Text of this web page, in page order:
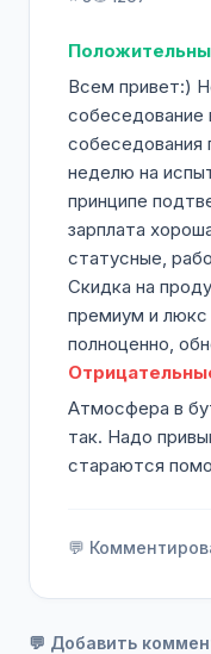
Всем привет:)
собеседование
собеседования
неделю на
принципе
зарплата
статусные,
Скидка на
премиум и
полноценно,
Атмосфера в
так. Надо
стараются
💬
💬 Добавить